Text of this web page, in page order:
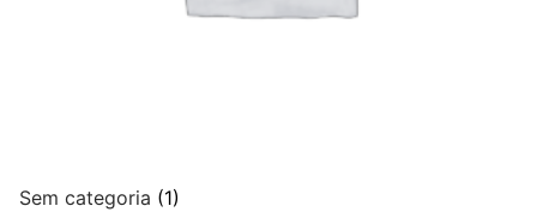
Sem categoria (1)